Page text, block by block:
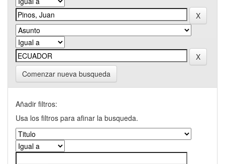
Comenzar nueva busqueda
Añadir filtros:
Usa los filtros para afinar la busqueda.